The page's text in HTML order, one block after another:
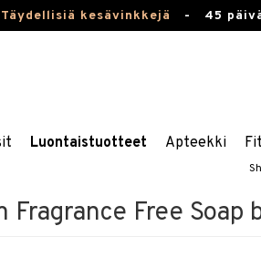
Täydellisiä kesävinkkejä - 45
Luontaistuotteet Apteekki
Fragrance Free Soap